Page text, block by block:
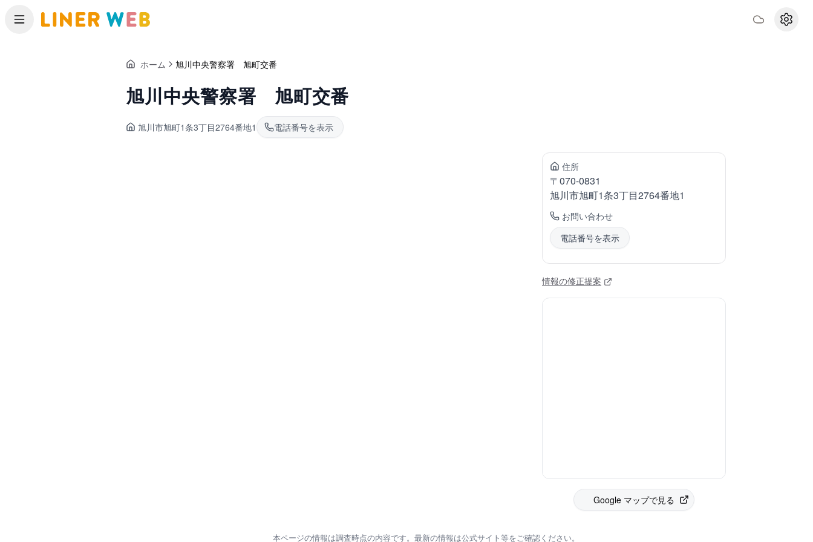
メニュー 設定
ホーム 旭川中央警察署 旭町交番
旭川中央警察署 旭町交番
旭川市旭町1条3丁目2764番地1 電話番号を表示
住所
〒070-0831
旭川市旭町1条3丁目2764番地1
お問い合わせ
電話番号を表示
情報の修正提案
Google マップで見る
本ページの情報は調査時点の内容です。最新の情報は公式サイト等をご確認ください。